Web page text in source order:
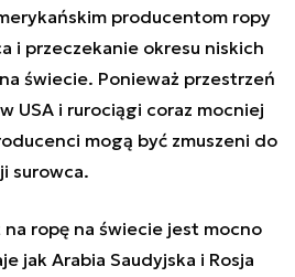
producentom ropy
i przeczekanie okresu niskich
świecie. Ponieważ przestrzeń
USA i rurociągi coraz mocniej
mogą być zmuszeni do
surowca.
ropę na świecie jest mocno
jak Arabia Saudyjska i Rosja